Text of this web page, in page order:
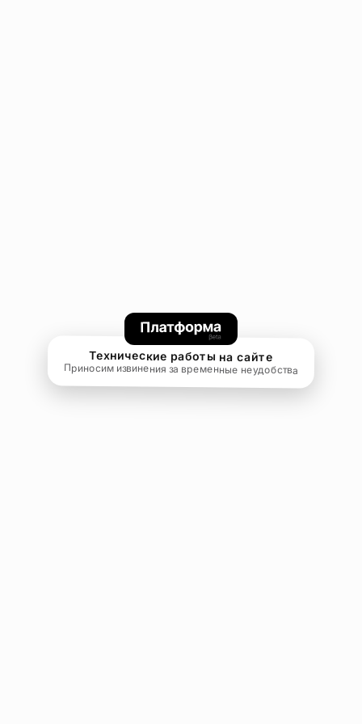
Технические работы на сайте
Приносим извинения за временные неудобства